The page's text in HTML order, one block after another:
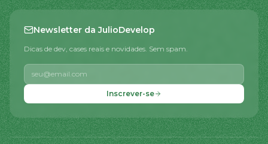
Newsletter da JulioDevelop
Dicas de dev, cases reais e novidades. Sem spam.
Inscrever-se